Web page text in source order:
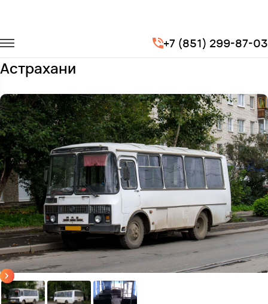
+7 (851) 299-87-03
ПАЗ 3205
Заказать ПАЗ 3205 с водителем в
Астрахани